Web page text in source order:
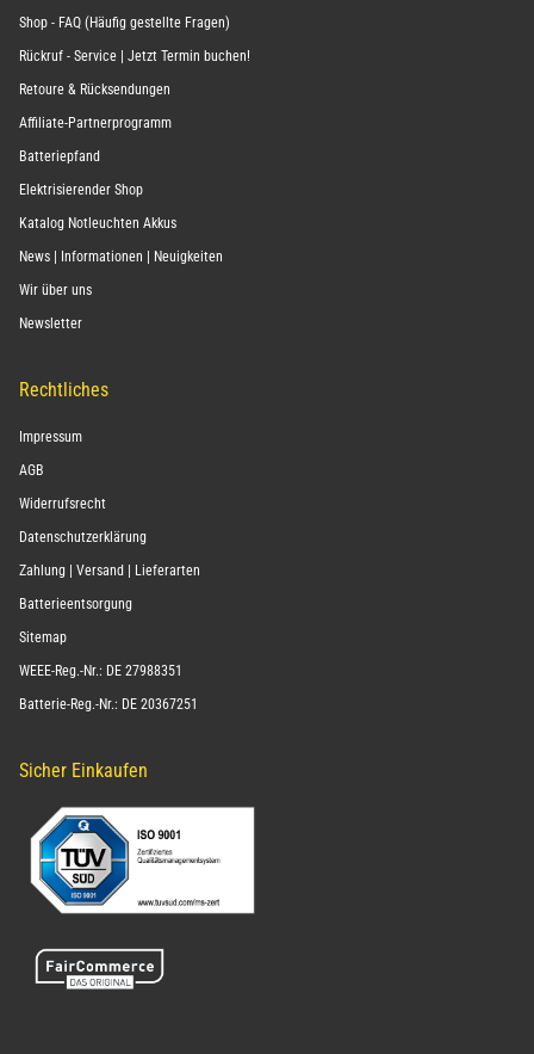
Shop - FAQ (Häufig gestellte Fragen)
Rückruf - Service | Jetzt Termin buchen!
Retoure & Rücksendungen
Affiliate-Partnerprogramm
Batteriepfand
Elektrisierender Shop
Katalog Notleuchten Akkus
News | Informationen | Neuigkeiten
Wir über uns
Newsletter
Rechtliches
Impressum
AGB
Widerrufsrecht
Datenschutzerklärung
Zahlung | Versand | Lieferarten
Batterieentsorgung
Sitemap
WEEE-Reg.-Nr.: DE 27988351
Batterie-Reg.-Nr.: DE 20367251
Sicher Einkaufen